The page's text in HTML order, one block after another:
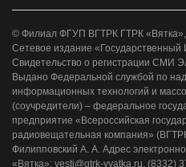
© Филиал ФГУП ВГТРК ГТРК «Вятка»,
Сетевое издание
Свидетельство о регистрации СМИ
Выдано Федеральной службой по
информационных технологий и
(соучредители) – федеральное
предприятие «Всероссийская
радиовещательная компания»
Филипповский А. А. Адрес
«Вятка»: vesti@gtrk-vyatka.ru, (8332)